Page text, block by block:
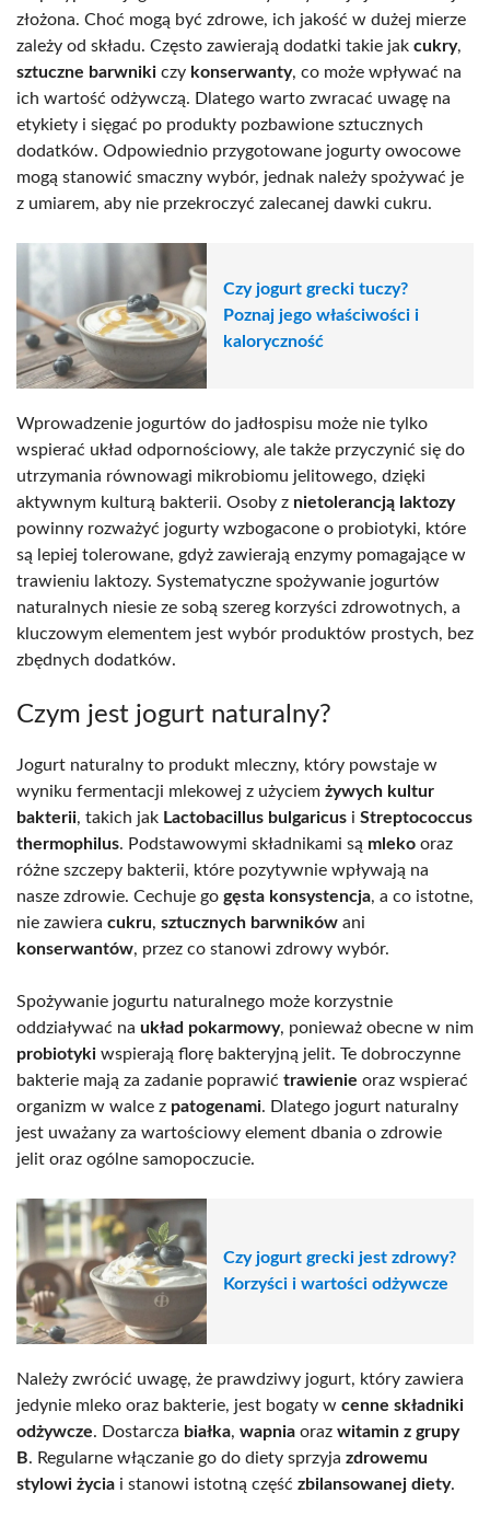
złożona. Choć mogą być zdrowe, ich jakość w dużej mierze
zależy od składu. Często zawierają dodatki takie jak cukry,
sztuczne barwniki czy konserwanty, co może wpływać na
ich wartość odżywczą. Dlatego warto zwracać uwagę na
etykiety i sięgać po produkty pozbawione sztucznych
dodatków. Odpowiednio przygotowane jogurty owocowe
mogą stanowić smaczny wybór, jednak należy spożywać je
z umiarem, aby nie przekroczyć zalecanej dawki cukru.
Czy jogurt grecki tuczy?
Poznaj jego właściwości i
kaloryczność
Wprowadzenie jogurtów do jadłospisu może nie tylko
wspierać układ odpornościowy, ale także przyczynić się do
utrzymania równowagi mikrobiomu jelitowego, dzięki
aktywnym kulturą bakterii. Osoby z nietolerancją laktozy
powinny rozważyć jogurty wzbogacone o probiotyki, które
są lepiej tolerowane, gdyż zawierają enzymy pomagające w
trawieniu laktozy. Systematyczne spożywanie jogurtów
naturalnych niesie ze sobą szereg korzyści zdrowotnych, a
kluczowym elementem jest wybór produktów prostych, bez
zbędnych dodatków.
Czym jest jogurt naturalny?
Jogurt naturalny to produkt mleczny, który powstaje w
wyniku fermentacji mlekowej z użyciem żywych kultur
bakterii, takich jak Lactobacillus bulgaricus i Streptococcus
thermophilus. Podstawowymi składnikami są mleko oraz
różne szczepy bakterii, które pozytywnie wpływają na
nasze zdrowie. Cechuje go gęsta konsystencja, a co istotne,
nie zawiera cukru, sztucznych barwników ani
konserwantów, przez co stanowi zdrowy wybór.
Spożywanie jogurtu naturalnego może korzystnie
oddziaływać na układ pokarmowy, ponieważ obecne w nim
probiotyki wspierają florę bakteryjną jelit. Te dobroczynne
bakterie mają za zadanie poprawić trawienie oraz wspierać
organizm w walce z patogenami. Dlatego jogurt naturalny
jest uważany za wartościowy element dbania o zdrowie
jelit oraz ogólne samopoczucie.
Czy jogurt grecki jest zdrowy?
Korzyści i wartości odżywcze
Należy zwrócić uwagę, że prawdziwy jogurt, który zawiera
jedynie mleko oraz bakterie, jest bogaty w cenne składniki
odżywcze. Dostarcza białka, wapnia oraz witamin z grupy
B. Regularne włączanie go do diety sprzyja zdrowemu
stylowi życia i stanowi istotną część zbilansowanej diety.